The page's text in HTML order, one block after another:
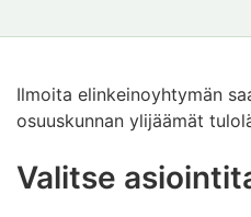
Ilmoita elinkeinoyhtymän
osuuskunnan ylijäämät
Valitse